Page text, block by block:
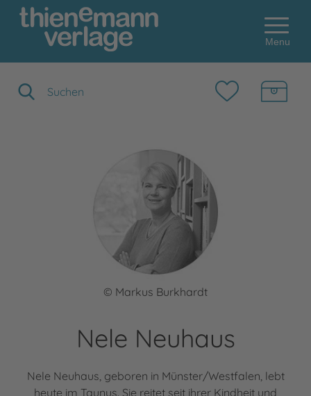
Menu
© Markus Burkhardt
Nele Neuhaus
Nele Neuhaus, geboren in Münster/Westfalen, lebt
heute im Taunus. Sie reitet seit ihrer Kindheit und